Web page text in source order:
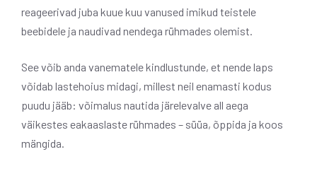
reageerivad juba kuue kuu vanused imikud teistele
beebidele ja naudivad nendega rühmades olemist.
See võib anda vanematele kindlustunde, et nende laps
võidab lastehoius midagi, millest neil enamasti kodus
puudu jääb: võimalus nautida järelevalve all aega
väikestes eakaaslaste rühmades – süüa, õppida ja koos
mängida.